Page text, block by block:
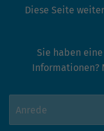
Diese Seite
Sie haben
Informationen?